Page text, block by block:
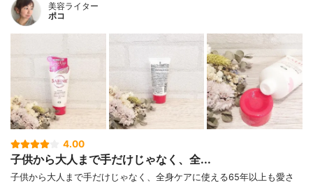
美容ライター
ポコ
4.00
子供から大人まで手だけじゃなく、全...
子供から大人まで手だけじゃなく、全身ケアに使える65年以上も愛さ